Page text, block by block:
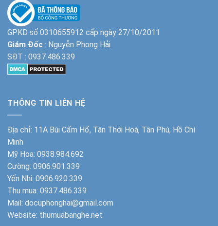
GPKD số 0310655912 cấp ngày 27/10/2011
Giám Đốc : Nguyễn Phong Hải
SĐT : 0937.486.339
THÔNG TIN LIÊN HỆ
Địa chỉ: 11A Bùi Cẩm Hổ, Tân Thới Hoà, Tân Phú, Hồ Chí
Minh
Mỹ Hoa: 0938.984.692
Cường: 0906.901.339
Yến Nhi: 0906.920.339
Thu mua: 0937.486.339
Mail: docuphonghai@gmail.com
Website: thumuabanghe.net